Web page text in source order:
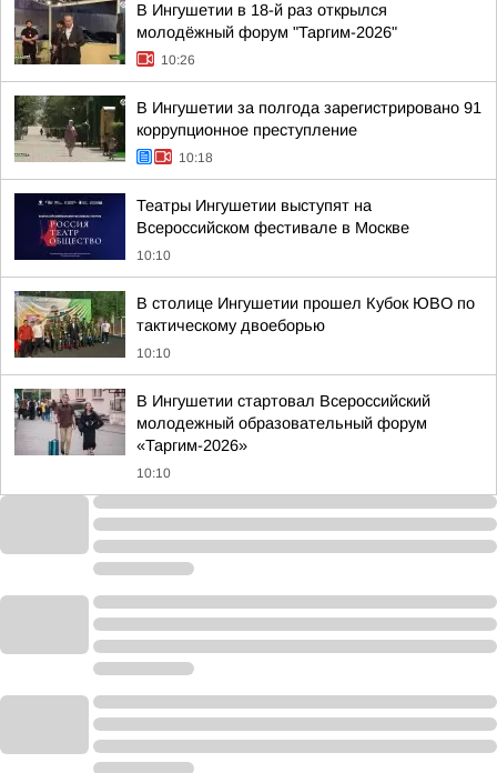
В Ингушетии в 18-й раз открылся
молодёжный форум "Таргим-2026"
10:26
В Ингушетии за полгода зарегистрировано 91
коррупционное преступление
10:18
Театры Ингушетии выступят на
Всероссийском фестивале в Москве
10:10
В столице Ингушетии прошел Кубок ЮВО по
тактическому двоеборью
10:10
В Ингушетии стартовал Всероссийский
молодежный образовательный форум
«Таргим-2026»
10:10